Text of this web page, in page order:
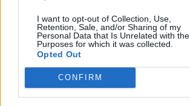
I want to opt-out of Collection, Use,
Retention, Sale, and/or Sharing of my
Personal Data that Is Unrelated with the
Purposes for which it was collected.
Opted Out
CONFIRM